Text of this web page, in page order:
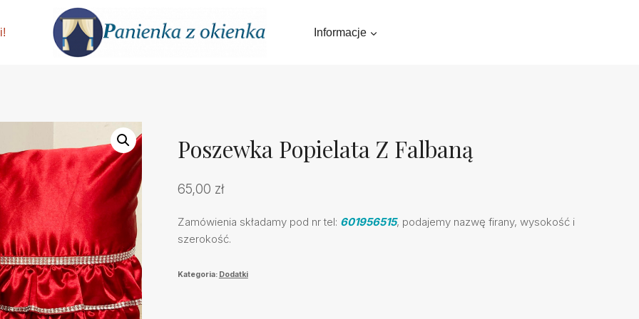
Informacje
Poszewka Popielata Z Falbaną
65,00 zł
Zamówienia składamy pod nr tel: 601956515, podajemy nazwę firany, wysokość i
szerokość.
Kategoria: Dodatki